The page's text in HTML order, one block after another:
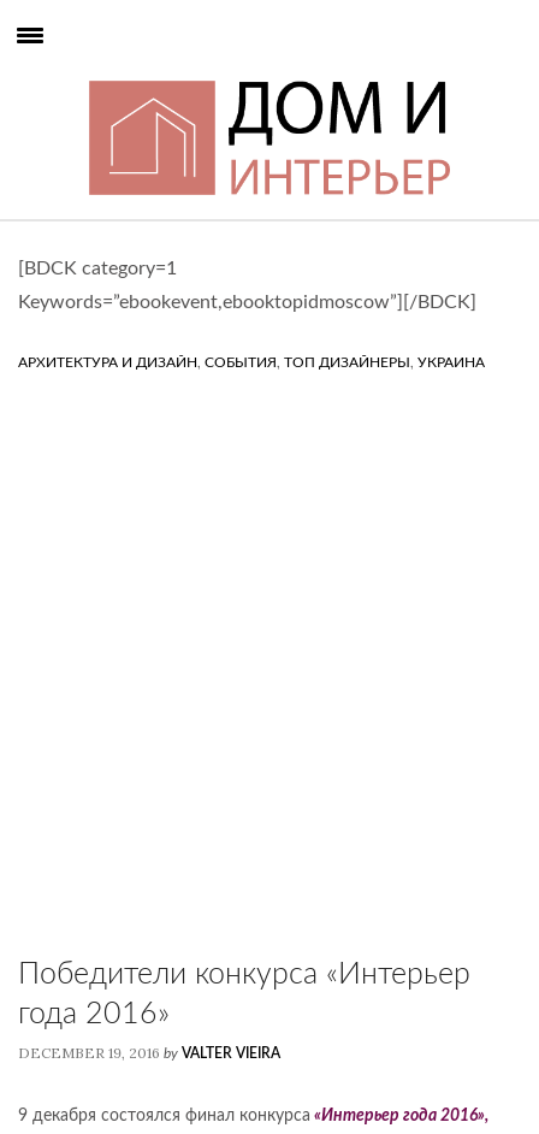
[BDCK category=1
Keywords=”ebookevent,ebooktopidmoscow”][/BDCK]
АРХИТЕКТУРА И ДИЗАЙН, СОБЫТИЯ, ТОП ДИЗАЙНЕРЫ, УКРАИНА
Победители конкурса «Интерьер
года 2016»
DECEMBER 19, 2016 by VALTER VIEIRA
9 декабря состоялся финал конкурса «Интерьер года 2016»,